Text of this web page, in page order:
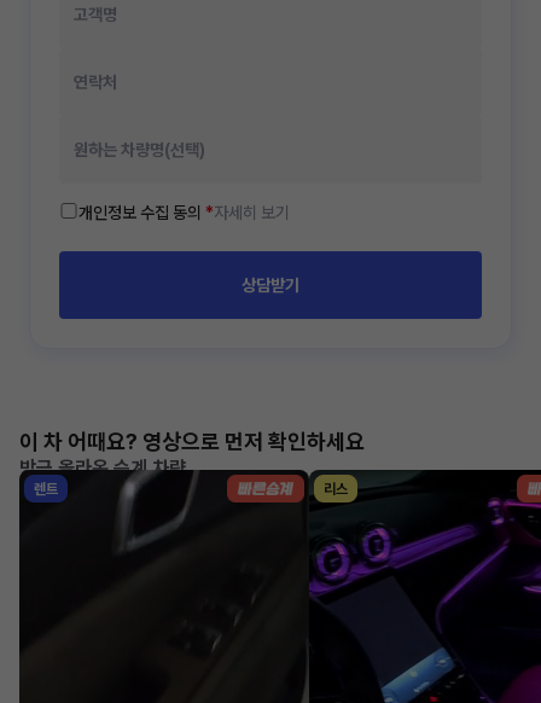
개인정보 수집 동의 *자세히 보기
상담받기
이 차 어때요? 영상으로 먼저 확인하세요
방금 올라온 승계 차량
렌트 리스